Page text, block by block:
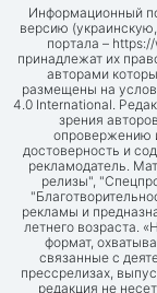
Информационный
версию
портала –
принадлежат их
авторами
размещены на
4.0 International.
зрения
опровержению
достоверность и
рекламодатель.
релизы",
рекламы и
летнего возраста.
формат,
связанные с
прессрелизах,
редакция не